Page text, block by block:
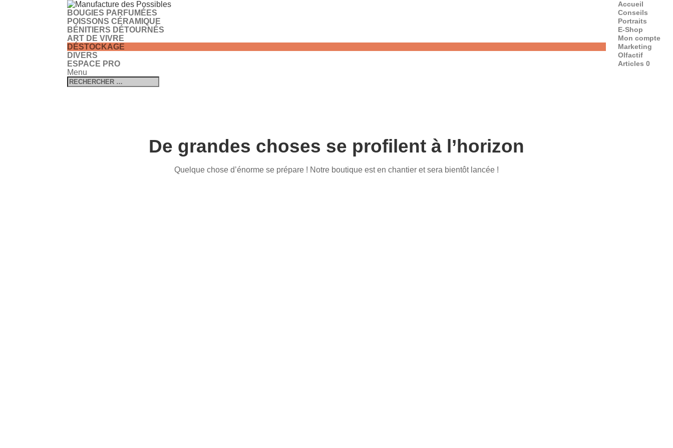
Accueil
Conseils
Portraits
E-Shop
Mon compte
Marketing
Olfactif
Articles 0
BOUGIES PARFUMÉES
POISSONS CÉRAMIQUE
BÉNITIERS DÉTOURNÉS
ART DE VIVRE
DÉSTOCKAGE
DIVERS
ESPACE PRO
Menu
De grandes choses se profilent à l’horizon
Quelque chose d’énorme se prépare ! Notre boutique est en chantier et sera bientôt lancée !